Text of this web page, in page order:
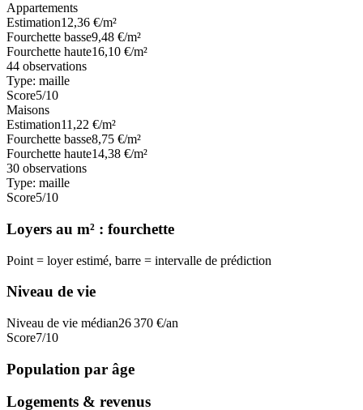
Appartements
Estimation12,36 €/m²
Fourchette basse9,48 €/m²
Fourchette haute16,10 €/m²
44 observations
Type: maille
Score5/10
Maisons
Estimation11,22 €/m²
Fourchette basse8,75 €/m²
Fourchette haute14,38 €/m²
30 observations
Type: maille
Score5/10
Loyers au m² : fourchette
Point = loyer estimé, barre = intervalle de prédiction
Niveau de vie
Niveau de vie médian26 370 €/an
Score7/10
Population par âge
Logements & revenus